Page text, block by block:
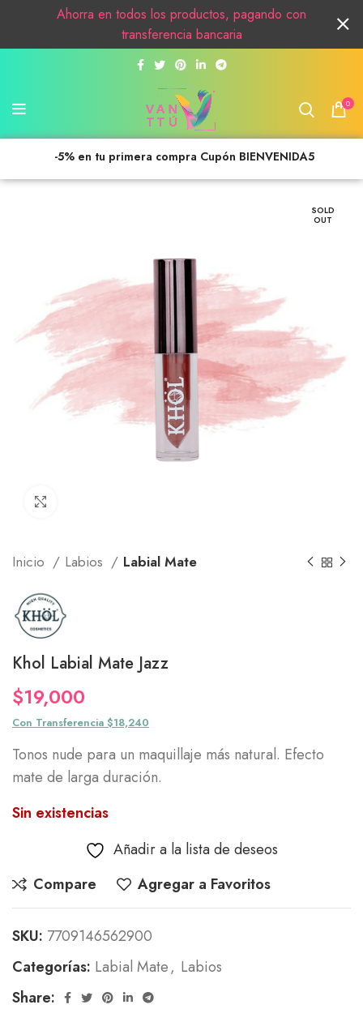
0
-5% en tu primera compra Cupón BIENVENIDA5
SOLD
OUT
Inicio Labios Labial Mate
Khol Labial Mate Jazz
$19,000
Con Transferencia $18,240
Tonos nude para un maquillaje más natural. Efecto
mate de larga duración.
Sin existencias
Añadir a la lista de deseos
Compare
Agregar a Favoritos
SKU: 7709146562900
Categorías: Labial Mate, Labios
Share:
Ahorra en todos los productos, pagando con
transferencia bancaria